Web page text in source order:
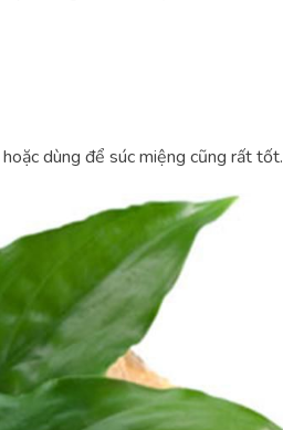
dùng để súc miệng cũng rất tốt.